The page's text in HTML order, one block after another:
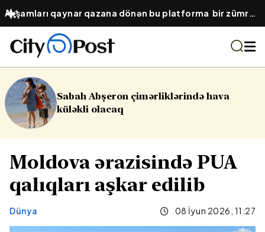
Axşamları qaynar qazana dönən bu platforma bir zümrə
qadınlarla dolu olur...
çimərliklərində hava
16 yaşlı
Moldova ərazisində PUA
qalıqları aşkar edilib
Dünya 08 İyun 2026, 11:27